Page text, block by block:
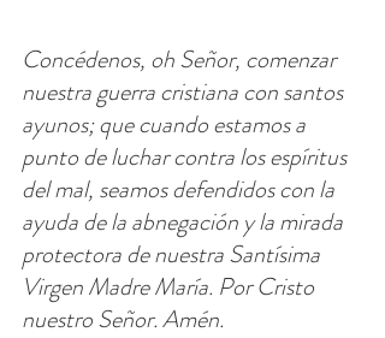
Concédenos, oh Señor, comenzar
nuestra guerra cristiana con santos
ayunos; que cuando estamos a
punto de luchar contra los espíritus
del mal, seamos defendidos con la
ayuda de la abnegación y la mirada
protectora de nuestra Santísima
Virgen Madre María. Por Cristo
nuestro Señor. Amén.